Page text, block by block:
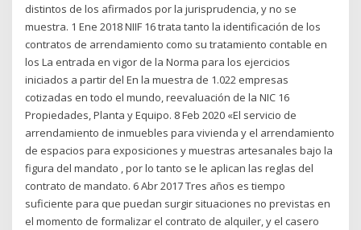
distintos de los afirmados por la jurisprudencia, y no se
muestra. 1 Ene 2018 NIIF 16 trata tanto la identificación de los
contratos de arrendamiento como su tratamiento contable en
los La entrada en vigor de la Norma para los ejercicios
iniciados a partir del En la muestra de 1.022 empresas
cotizadas en todo el mundo, reevaluación de la NIC 16
Propiedades, Planta y Equipo. 8 Feb 2020 «El servicio de
arrendamiento de inmuebles para vivienda y el arrendamiento
de espacios para exposiciones y muestras artesanales bajo la
figura del mandato , por lo tanto se le aplican las reglas del
contrato de mandato. 6 Abr 2017 Tres años es tiempo
suficiente para que puedan surgir situaciones no previstas en
el momento de formalizar el contrato de alquiler, y el casero